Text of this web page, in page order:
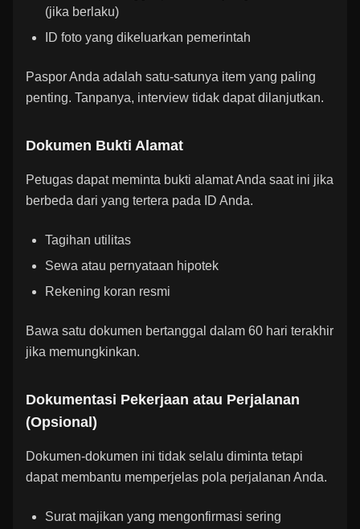
(jika berlaku)
ID foto yang dikeluarkan pemerintah
Paspor Anda adalah satu-satunya item yang paling
penting. Tanpanya, interview tidak dapat dilanjutkan.
Dokumen Bukti Alamat
Petugas dapat meminta bukti alamat Anda saat ini jika
berbeda dari yang tertera pada ID Anda.
Tagihan utilitas
Sewa atau pernyataan hipotek
Rekening koran resmi
Bawa satu dokumen bertanggal dalam 60 hari terakhir
jika memungkinkan.
Dokumentasi Pekerjaan atau Perjalanan
(Opsional)
Dokumen-dokumen ini tidak selalu diminta tetapi
dapat membantu memperjelas pola perjalanan Anda.
Surat majikan yang mengonfirmasi sering